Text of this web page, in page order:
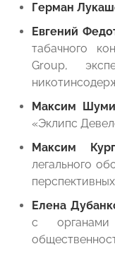
Герман
Евгений
табачного
Group,
Максим
«Эклипс
Максим
легального
Елена
с органами